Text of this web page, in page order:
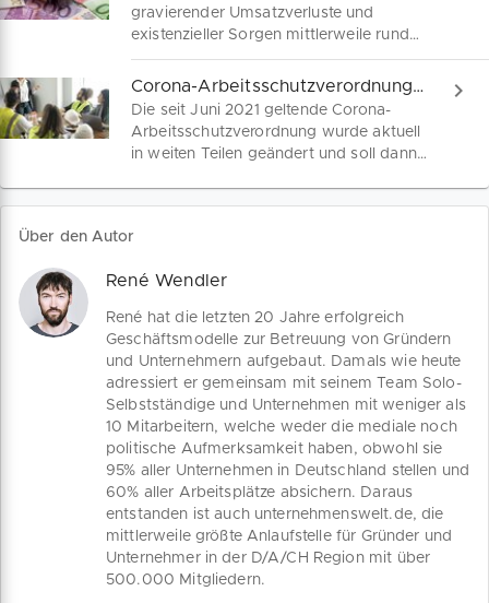
gravierender Umsatzverluste und
existenzieller Sorgen mittlerweile rund
1,3 Milliarden Euro an Corona-
Hilfsgeldern zurückgegeben. Wenn du
auch Fördergelder beantragt hast oder
dies planst, informiere dich genau dazu
und prüfe eine
Strafrechtsschutzversicherung
abzuschliessen. Wir zeigen dir, warum
dies besser ist.
Corona-Arbeitsschutzverordnung: Was du als Unternehmer jetzt beachten musst
Die seit Juni 2021 geltende Corona-
Arbeitsschutzverordnung wurde aktuell
in weiten Teilen geändert und soll dann
bleibt die Corona-Informationspflicht
bestehen. Wir geben dir einen
Über den Autor
René Wendler
René hat die letzten 20 Jahre erfolgreich
Geschäftsmodelle zur Betreuung von Gründern
und Unternehmern aufgebaut. Damals wie heute
adressiert er gemeinsam mit seinem Team Solo-
Selbstständige und Unternehmen mit weniger als
10 Mitarbeitern, welche weder die mediale noch
politische Aufmerksamkeit haben, obwohl sie
95% aller Unternehmen in Deutschland stellen und
60% aller Arbeitsplätze absichern. Daraus
entstanden ist auch unternehmenswelt.de, die
mittlerweile größte Anlaufstelle für Gründer und
Unternehmer in der D/A/CH Region mit über
500.000 Mitgliedern.